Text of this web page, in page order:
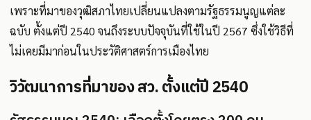
เพราะที่มาของวุฒิสภาไทยเปลี่ยนแปลงตามรัฐธรรมนูญแต่ละ
ฉบับ ตั้งแต่ปี 2540 จนถึงระบบปัจจุบันที่ใช้ในปี 2567 ซึ่งใช้วิธีที่
ไม่เคยมีมาก่อนในประวัติศาสตร์การเมืองไทย
วิวัฒนาการที่มาของ สว. ตั้งแต่ปี 2540